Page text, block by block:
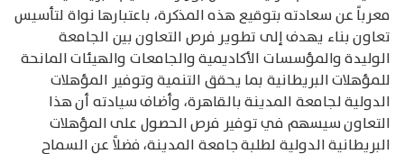
معرباً عن سعادته بتوقيع هذه المذكرة، باعتبارها نواة لتأسيس
تعاون بناء يهدف إلى تطوير فرص التعاون بين الجامعة
الوليدة والمؤسسات الأكاديمية والجامعات والهيئات المانحة
للمؤهلات البريطانية بما يحقق التنمية وتوفير المؤهلات
الدولية لجامعة المدينة بالقاهرة، وأضاف سيادته أن هذا
التعاون سيسهم في توفير فرص الحصول على المؤهلات
البريطانية الدولية لطلبة جامعة المدينة، فضلاً عن السماح